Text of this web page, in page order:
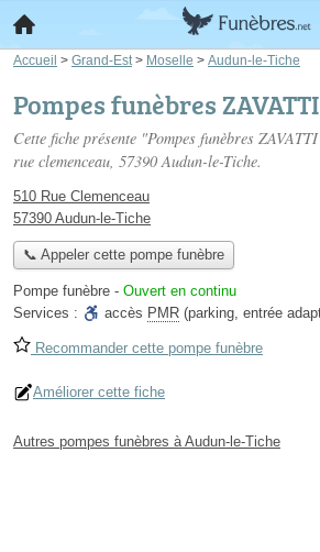
Accueil > Grand-Est > Moselle > Audun-le-Tiche
Pompes funèbres ZAVATTI
Cette fiche présente "Pompes funèbres
rue clemenceau, 57390 Audun-le-Tiche.
510 Rue Clemenceau
57390 Audun-le-Tiche
📞 Appeler cette pompe funèbre
Pompe funèbre - Ouvert en continu
Services :
accès PMR (parking, entrée
Recommander cette pompe funèbre
Améliorer cette fiche
Autres pompes funèbres à Audun-le-Tiche